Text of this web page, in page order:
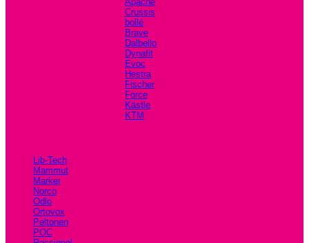
Crussis
bollé
Brave
Dalbello
Dynafit
Evoc
Hestra
Fischer
Force
Kästle
KTM
Lib-Tech
Mammut
Marker
Norco
Odlo
Ortovox
Peltonen
POC